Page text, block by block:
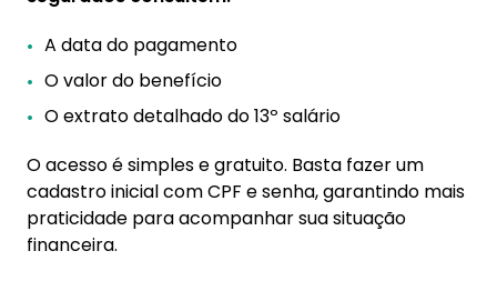
A data do pagamento
O valor do benefício
O extrato detalhado do 13º salário
O acesso é simples e gratuito. Basta fazer um
cadastro inicial com CPF e senha, garantindo mais
praticidade para acompanhar sua situação
financeira.